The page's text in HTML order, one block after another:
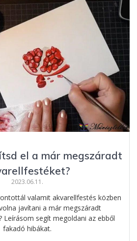
el a már megszáradt
2023.06.11.
valamit akvarellfestés közben
javítani a már megszáradt
Leírásom segít megoldani az ebből
fakadó hibákat.